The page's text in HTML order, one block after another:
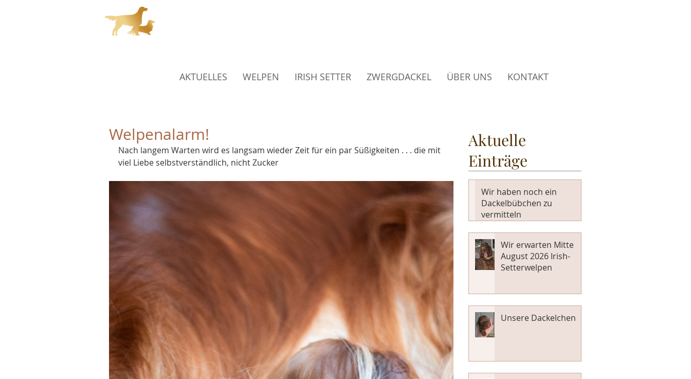
AKTUELLES WELPEN IRISH SETTER ZWERGDACKEL ÜBER UNS KONTAKT
Welpenalarm!
Nach langem Warten wird es langsam wieder Zeit für ein par Süßigkeiten . . . die mit
viel Liebe selbstverständlich, nicht Zucker
Aktuelle
Einträge
Wir haben noch ein
Dackelbübchen zu
vermitteln
Wir erwarten Mitte
August 2026 Irish-
Setterwelpen
Unsere Dackelchen